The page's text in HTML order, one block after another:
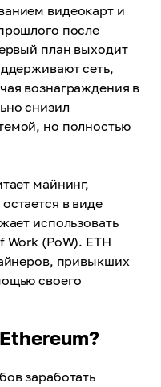
видеокарт и
после
план выходит
сеть,
вознаграждения в
снизил
но полностью
майнинг,
в виде
использовать
(PoW). ETH
привыкших
своего
заработать